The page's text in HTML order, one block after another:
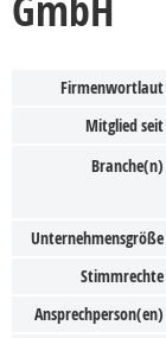
Firmenwortlaut
Mitglied seit
Branche(n)
Unternehmensgröße
Stimmrechte
Ansprechperson(en)